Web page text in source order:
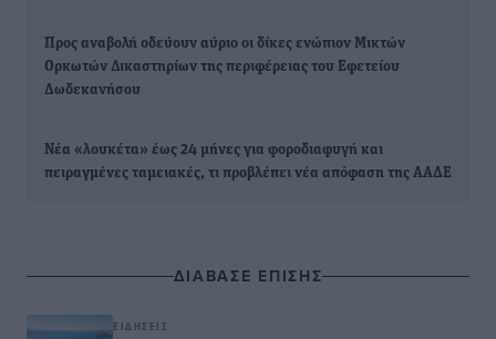
Προς αναβολή οδεύουν αύριο οι δίκες ενώπιον Μικτών
Ορκωτών Δικαστηρίων της περιφέρειας του Εφετείου
Δωδεκανήσου
Νέα «λουκέτα» έως 24 μήνες για φοροδιαφυγή και
πειραγμένες ταμειακές, τι προβλέπει νέα απόφαση της ΑΑΔΕ
ΔΙΑΒΑΣΕ ΕΠΙΣΗΣ
ΕΙΔΉΣΕΙΣ